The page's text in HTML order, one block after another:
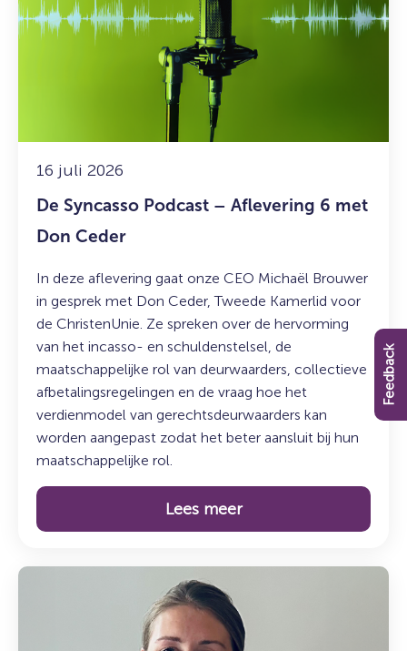
16 juli 2026
De Syncasso Podcast – Aflevering 6 met
Don Ceder
In deze aflevering gaat onze CEO Michaël Brouwer
in gesprek met Don Ceder, Tweede Kamerlid voor
de ChristenUnie. Ze spreken over de hervorming
van het incasso- en schuldenstelsel, de
maatschappelijke rol van deurwaarders, collectieve
afbetalingsregelingen en de vraag hoe het
verdienmodel van gerechtsdeurwaarders kan
worden aangepast zodat het beter aansluit bij hun
maatschappelijke rol.
Lees meer
Syncasso
Podcast
Don
Ceder
Lees
Feedback